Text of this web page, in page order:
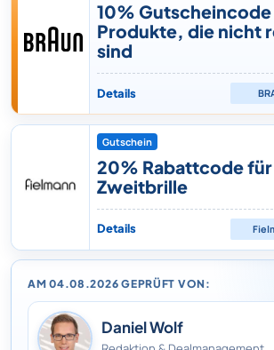
AM 04.08.2026 GEPRÜFT VON:
Daniel Wolf
10%
Produkte, die nicht
sind
Details
Gutschein
20% Rabattcode
Zweitbrille
Details